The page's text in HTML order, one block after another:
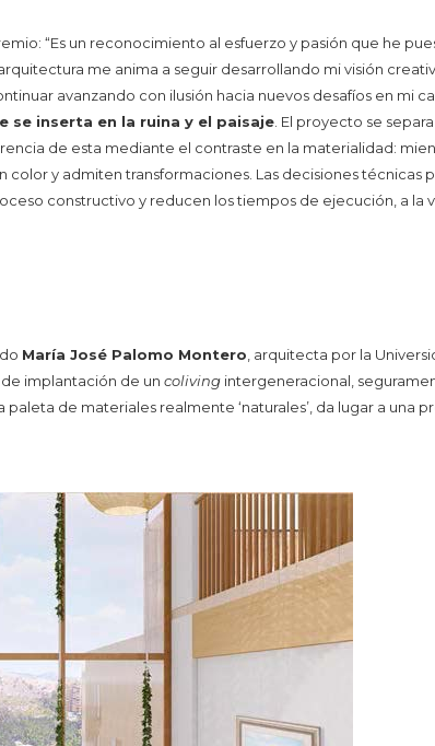
“Es un reconocimiento al esfuerzo y pasión que he
me anima a seguir desarrollando mi visión
avanzando con ilusión hacia nuevos desafíos en mi
se inserta en la ruina y el paisaje . El proyecto se
de esta mediante el contraste en la materialidad:
y admiten transformaciones. Las decisiones técnicas
constructivo y reducen los tiempos de ejecución, a la
María José Palomo Montero , arquitecta por la
de implantación de un coliving intergeneracional,
de materiales realmente ‘naturales’, da lugar a una